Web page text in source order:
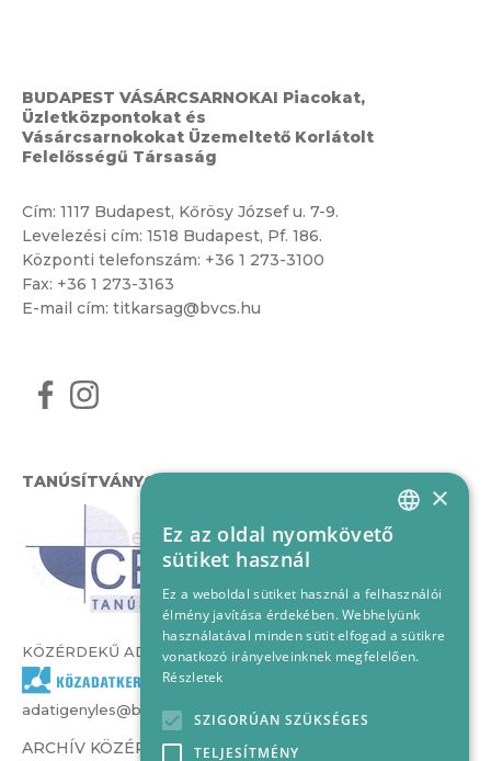
BUDAPEST VÁSÁRCSARNOKAI Piacokat,
Üzletközpontokat és
Vásárcsarnokokat Üzemeltető Korlátolt
Felelősségű Társaság
Cím: 1117 Budapest, Kőrösy József u. 7-9.
Levelezési cím: 1518 Budapest, Pf. 186.
Központi telefonszám: +36 1 273-3100
Fax: +36 1 273-3163
E-mail cím: titkarsag@bvcs.hu
TANÚSÍTVÁNYOK
KÖZÉRDEKŰ ADATOK
adatigenyles@bvcs.hu
ARCHÍV KÖZÉRDEKŰ ADATOK –
HUNGARIAN
×
Ez az oldal nyomkövető
sütiket használ
Ez a weboldal sütiket használ a felhasználói
élmény javítása érdekében. Webhelyünk
használatával minden sütit elfogad a sütikre
vonatkozó irányelveinknek megfelelően.
Részletek
SZIGORÚAN SZÜKSÉGES
TELJESÍTMÉNY